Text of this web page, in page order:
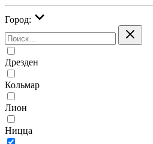
Город:
Дрезден
Кольмар
Лион
Ницца